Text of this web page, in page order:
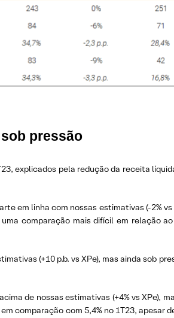
pressão
explicados pela redução da receita
em linha com nossas estimativas (-2%
comparação mais difícil em relação
(+10 p.b. vs XPe), mas ainda sob
de nossas estimativas (+4% vs XPe),
comparação com 5,4% no 1T23, apesar